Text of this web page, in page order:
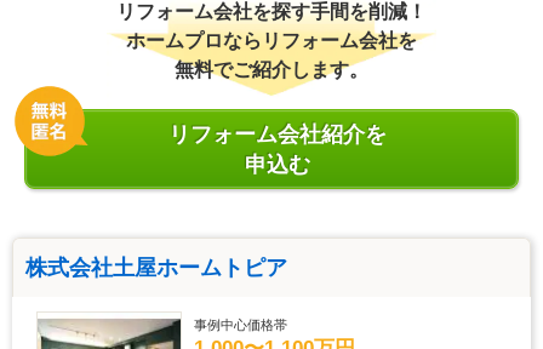
リフォーム会社を探す手間を削減！
ホームプロならリフォーム会社を
無料でご紹介します。
リフォーム会社紹介を
申込む
株式会社土屋ホームトピア
事例中心価格帯